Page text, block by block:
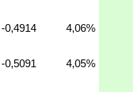
-0,4914 4,06%
-0,5091 4,05%